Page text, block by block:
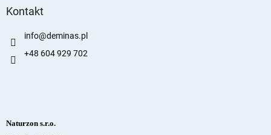
Kontakt
info@deminas.pl
+48 604 929 702
Naturzon s.r.o.